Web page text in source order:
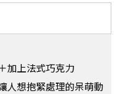
加上法式巧克力
人想抱緊處理的呆萌動